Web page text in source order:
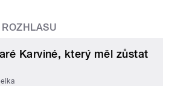
Karviné, který měl zůstat